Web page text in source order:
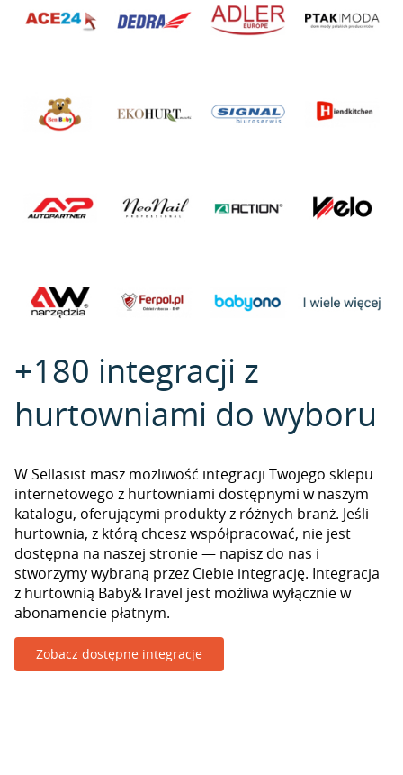
+180 integracji z
hurtowniami do wyboru
W Sellasist masz możliwość integracji Twojego sklepu
internetowego z hurtowniami dostępnymi w naszym
katalogu, oferującymi produkty z różnych branż. Jeśli
hurtownia, z którą chcesz współpracować, nie jest
dostępna na naszej stronie — napisz do nas i
stworzymy wybraną przez Ciebie integrację. Integracja
z hurtownią Baby&Travel jest możliwa wyłącznie w
abonamencie płatnym.
Zobacz dostępne integracje